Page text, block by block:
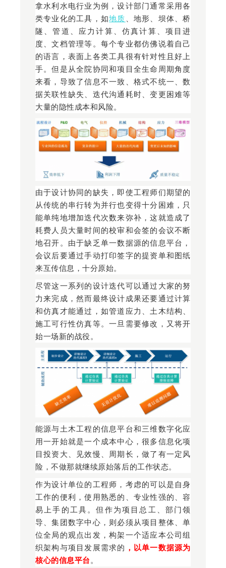
拿水利水电行业为例，设计部门通常采用各
类专业化的工具，如地质 、地形、坝体、桥
隧、管道、应力计算、仿真计算、项目进
度、文档管理等。每个专业都仿佛说着自己
的语言，表面上各类工具很有针对性且好上
手。但是从全院协同和项目全生命周期角度
来看，导致了信息不一致、格式不统一、数
据关联性缺失、迭代沟通耗时、变更困难等
大量的隐性成本和风险。
由于设计协同的缺失，即使工程师们期望的
从传统的串行转为并行也变得十分困难，只
能单纯地增加迭代次数来弥补，这就造成了
耗费人员大量时间的校审和会签的会议不断
地召开。由于缺乏单一数据源的信息平台，
会议后要通过手动打印签字的提资单和图纸
来互传信息，十分原始。
尽管这一系列的设计迭代可以通过大家的努
力来完成，然而最终设计成果还要通过计算
和仿真才能通过，如管道应力、土木结构、
施工可行性仿真等。一旦需要修改，又将开
始一场新的战役。
能源与土木工程的信息平台和三维数字化应
用一开始就是一个成本中心，很多信息化项
目投资大、见效慢、周期长，做了有一定风
险，不做那就继续原始落后的工作状态。
作为设计单位的工程师，考虑的可以是自身
工作的便利，使用熟悉的、专业性强的、容
易上手的工具。但作为项目总工、部门领
导、集团数字中心，则必须从项目整体、单
位全局的观点出发，构架一个适应本公司组
织架构与项目发展需求的 ，以单一数据源为
核心的信息平台。